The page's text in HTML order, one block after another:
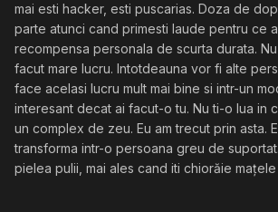
mai esti hacker, esti puscarias. Doza de
parte atunci cand primesti laude pentru ce
recompensa personala de scurta durata.
facut mare lucru. Intotdeauna vor fi alte
face acelasi lucru mult mai bine si intr-un
interesant decat ai facut-o tu. Nu ti-o lua in
un complex de zeu. Eu am trecut prin asta.
transforma intr-o persoana greu de
pielea pulii, mai ales cand iti chiorăie